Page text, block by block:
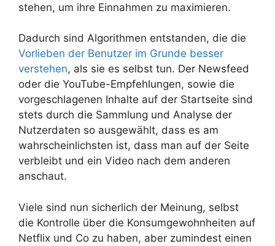
stehen, um ihre Einnahmen zu maximieren.
Dadurch sind Algorithmen entstanden, die die
Vorlieben der Benutzer im Grunde besser
verstehen, als sie es selbst tun. Der Newsfeed
oder die YouTube-Empfehlungen, sowie die
vorgeschlagenen Inhalte auf der Startseite sind
stets durch die Sammlung und Analyse der
Nutzerdaten so ausgewählt, dass es am
wahrscheinlichsten ist, dass man auf der Seite
verbleibt und ein Video nach dem anderen
anschaut.
Viele sind nun sicherlich der Meinung, selbst
die Kontrolle über die Konsumgewohnheiten auf
Netflix und Co zu haben, aber zumindest einen